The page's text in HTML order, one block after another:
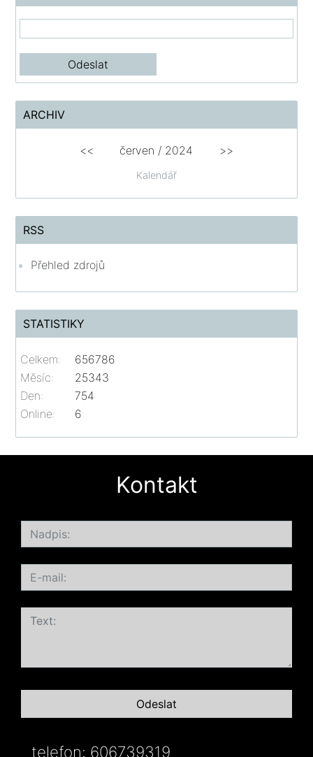
ARCHIV
Kalendář
<< červen / 2024 >>
RSS
Přehled zdrojů
STATISTIKY
Online: 6
Celkem:
656786
Měsíc:
25343
Den:
754
Kontakt
telefon: 606739319